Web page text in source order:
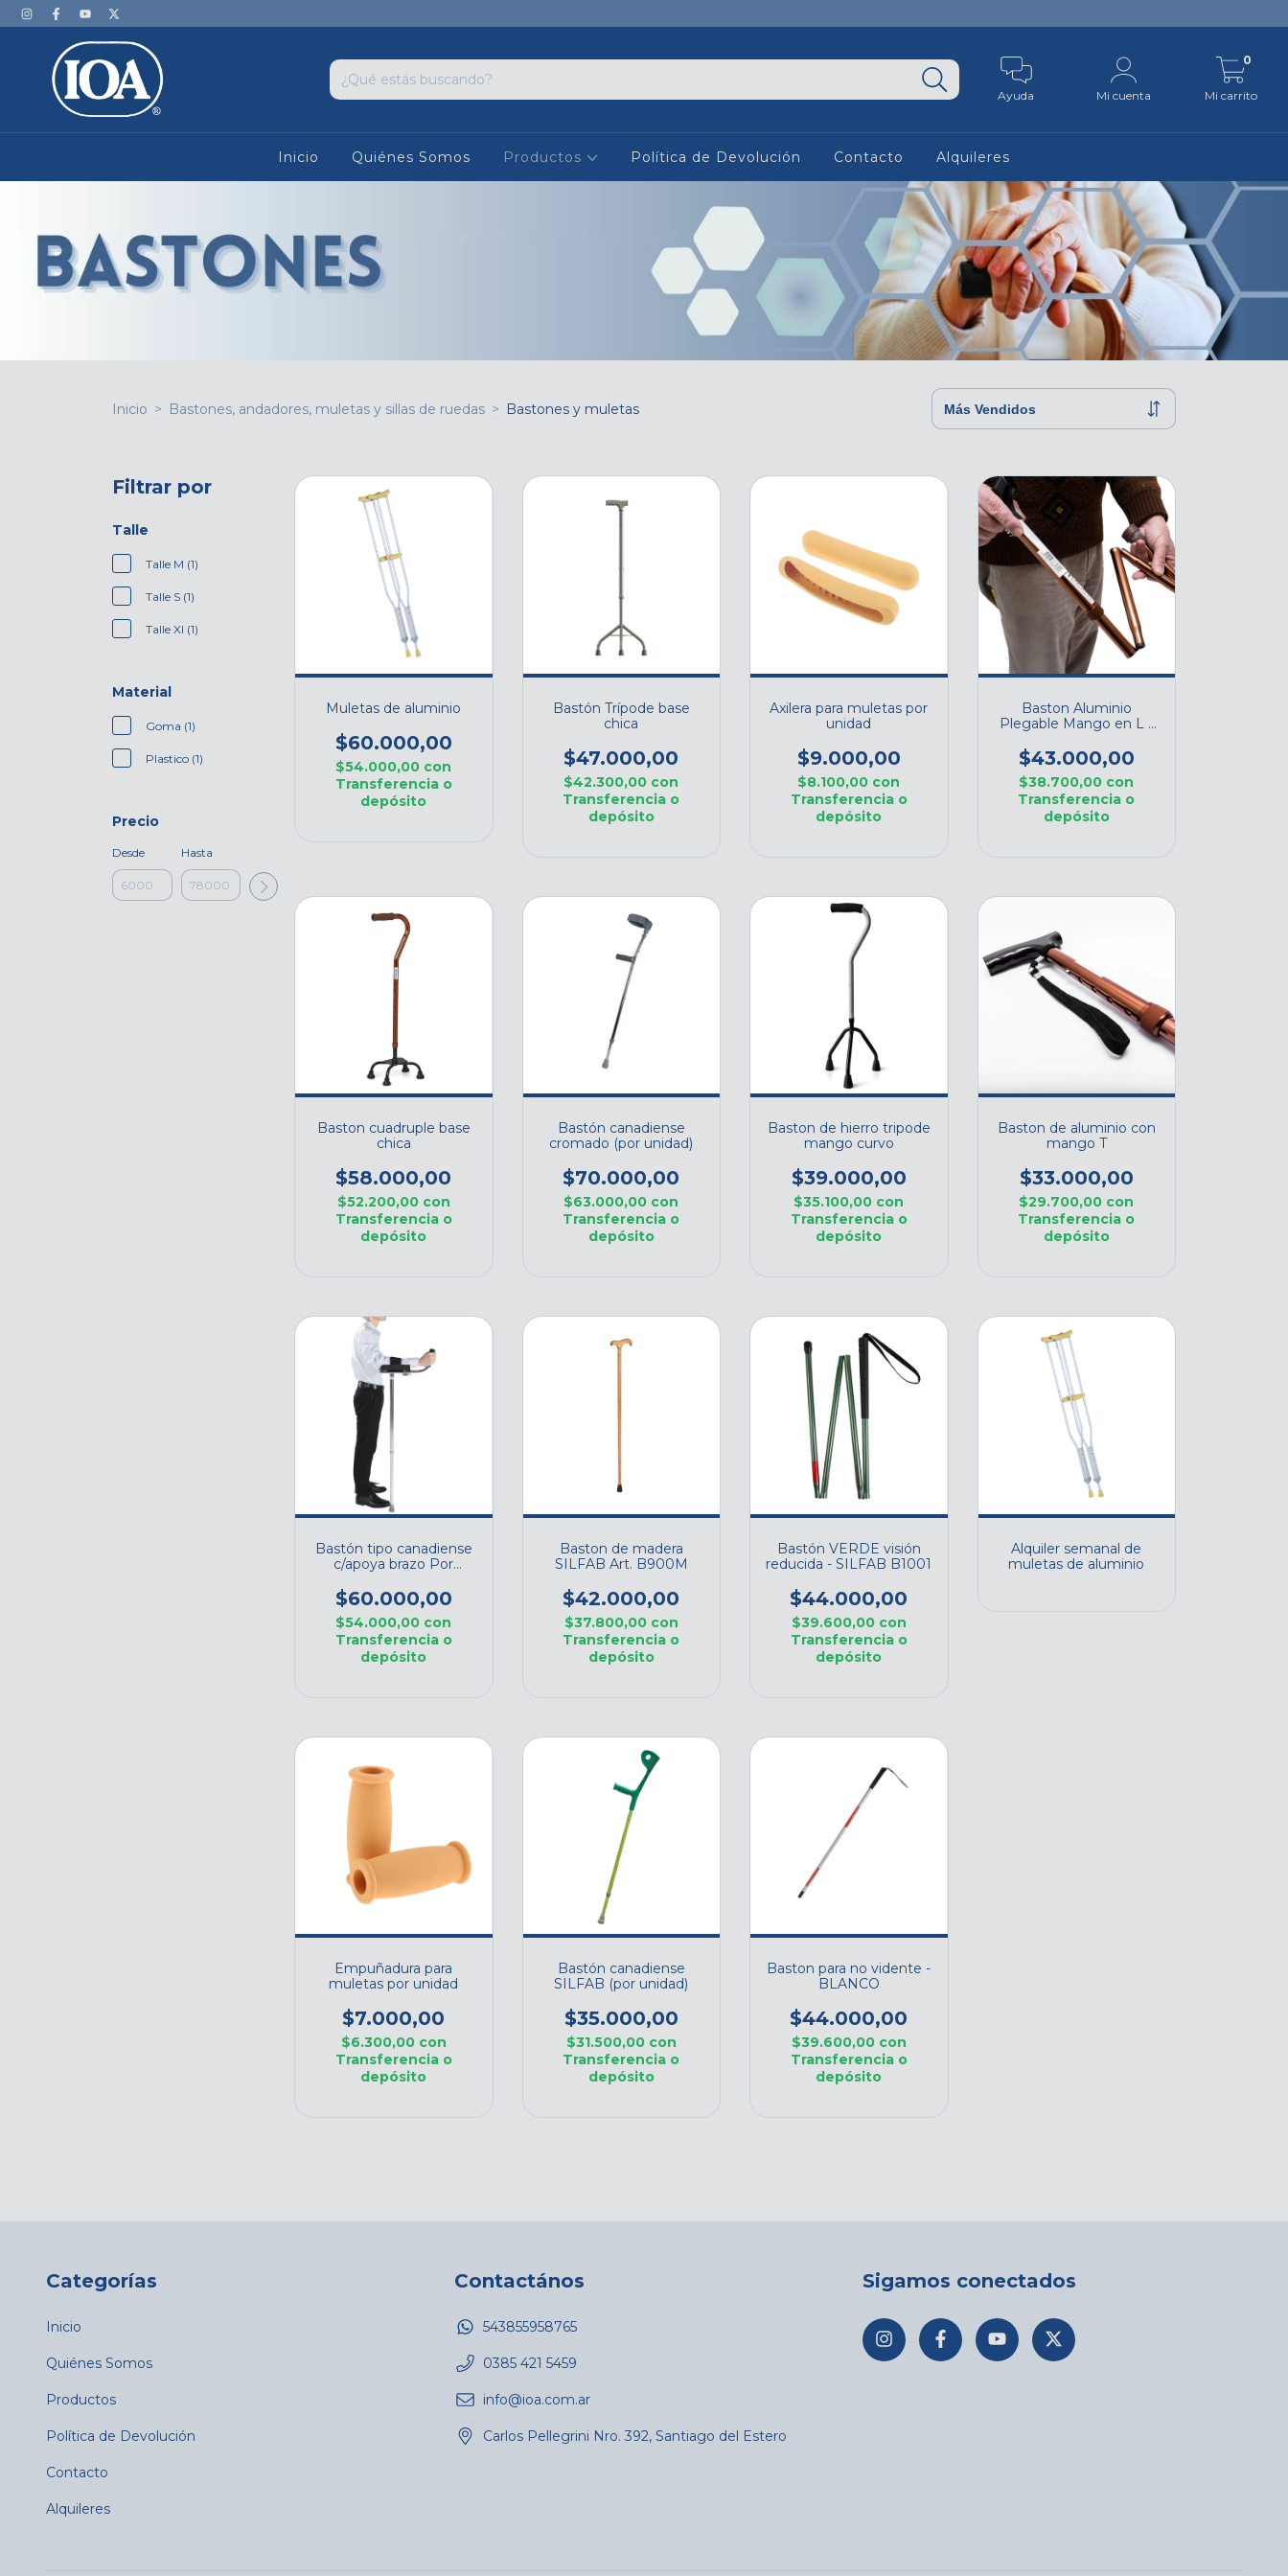
Ayuda Mi cuenta Mi carrito
0
Inicio Quiénes Somos Productos Política de Devolución Contacto Alquileres
Inicio > Bastones, andadores, muletas y sillas de ruedas > Bastones y muletas
Filtrar por
Talle
Talle M (1)
Talle S (1)
Talle Xl (1)
Material
Goma (1)
Plastico (1)
Precio
Desde Hasta
Muletas de aluminio
$60.000,00
$54.000,00 con
Transferencia o
depósito
Bastón Trípode base
chica
$47.000,00
$42.300,00 con
Transferencia o
depósito
Axilera para muletas por
unidad
$9.000,00
$8.100,00 con
Transferencia o
depósito
Baston Aluminio
Plegable Mango en L -
$43.000,00
$38.700,00 con
Transferencia o
depósito
Baston cuadruple base
chica
$58.000,00
$52.200,00 con
Transferencia o
depósito
Bastón canadiense
cromado (por unidad)
$70.000,00
$63.000,00 con
Transferencia o
depósito
Baston de hierro tripode
mango curvo
$39.000,00
$35.100,00 con
Transferencia o
depósito
Baston de aluminio con
mango T
$33.000,00
$29.700,00 con
Transferencia o
depósito
Bastón tipo canadiense
c/apoya brazo Por
$60.000,00
$54.000,00 con
Transferencia o
depósito
Baston de madera
SILFAB Art. B900M
$42.000,00
$37.800,00 con
Transferencia o
depósito
Bastón VERDE visión
reducida - SILFAB B1001
$44.000,00
$39.600,00 con
Transferencia o
depósito
Alquiler semanal de
muletas de aluminio
Empuñadura para
muletas por unidad
$7.000,00
$6.300,00 con
Transferencia o
depósito
Bastón canadiense
SILFAB (por unidad)
$35.000,00
$31.500,00 con
Transferencia o
depósito
Baston para no vidente -
BLANCO
$44.000,00
$39.600,00 con
Transferencia o
depósito
Categorías
Inicio
Quiénes Somos
Productos
Política de Devolución
Contacto
Alquileres
Contactános
543855958765
0385 421 5459
info@ioa.com.ar
Carlos Pellegrini Nro. 392, Santiago del Estero
Sigamos conectados